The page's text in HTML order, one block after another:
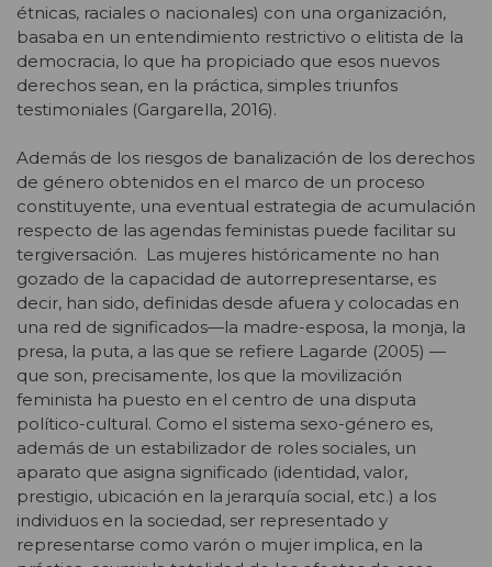
étnicas, raciales o nacionales) con una organización,
basaba en un entendimiento restrictivo o elitista de la
democracia, lo que ha propiciado que esos nuevos
derechos sean, en la práctica, simples triunfos
testimoniales (Gargarella, 2016).
Además de los riesgos de banalización de los derechos
de género obtenidos en el marco de un proceso
constituyente, una eventual estrategia de acumulación
respecto de las agendas feministas puede facilitar su
tergiversación. Las mujeres históricamente no han
gozado de la capacidad de autorrepresentarse, es
decir, han sido, definidas desde afuera y colocadas en
una red de significados—la madre-esposa, la monja, la
presa, la puta, a las que se refiere Lagarde (2005) —
que son, precisamente, los que la movilización
feminista ha puesto en el centro de una disputa
político-cultural. Como el sistema sexo-género es,
además de un estabilizador de roles sociales, un
aparato que asigna significado (identidad, valor,
prestigio, ubicación en la jerarquía social, etc.) a los
individuos en la sociedad, ser representado y
representarse como varón o mujer implica, en la